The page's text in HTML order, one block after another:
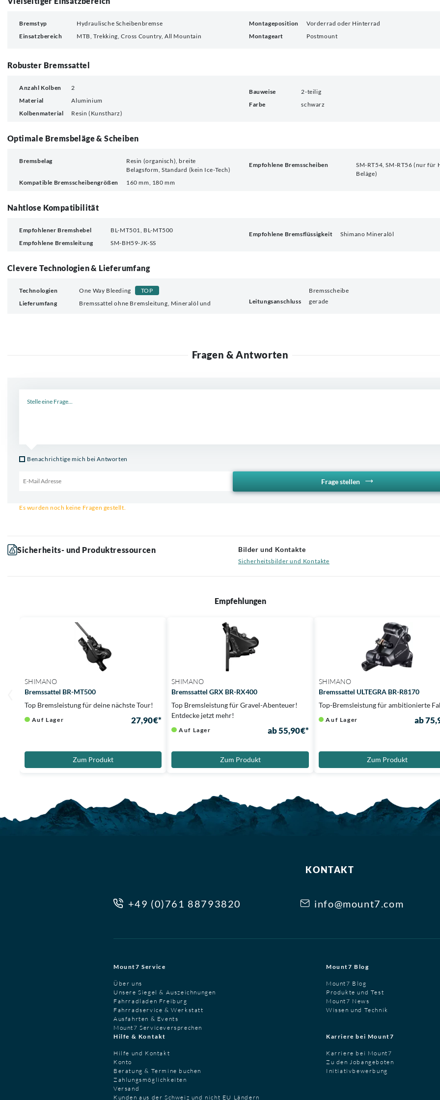
Bremstyp
Hydraulische Scheibenbremse
Einsatzbereich
MTB, Trekking, Cross Country, All Mountain
Montageposition
Vorderrad oder Hinterrad
Montageart
Postmount
Robuster Bremssattel
Anzahl Kolben
2
Material
Aluminium
Kolbenmaterial
Resin (Kunstharz)
Bauweise
2-teilig
Farbe
schwarz
Optimale Bremsbeläge & Scheiben
Bremsbelag
Resin (organisch), breite
Belagsform, Standard (kein Ice-Tech)
Kompatible Bremsscheibengrößen
160 mm, 180 mm
Empfohlene Bremsscheiben
SM-RT54, SM-RT56 (nur für
Beläge)
Nahtlose Kompatibilität
Empfohlener Bremshebel
BL-MT501, BL-MT500
Empfohlene Bremsleitung
SM-BH59-JK-SS
Empfohlene Bremsflüssigkeit Shimano Mineralöl
Clevere Technologien & Lieferumfang
Technologien One Way Bleeding
TOP
Lieferumfang
Bremssattel ohne Bremsleitung, Mineralöl und
Bremsscheibe
Leitungsanschluss
gerade
Fragen & Antworten
Benachrichtige mich bei Antworten
Frage stellen
Es wurden noch keine Fragen gestellt.
Sicherheits- und Produktressourcen Bilder und Kontakte
Sicherheitsbilder und Kontakte
Empfehlungen
SHIMANO
Bremssattel BR-MT500
Top Bremsleistung für deine nächste Tour!
Auf Lager 27,90 €*
Zum Produkt
SHIMANO
Bremssattel GRX BR-RX400
Top Bremsleistung für Gravel-Abenteuer!
Entdecke jetzt mehr!
Auf Lager ab 55,90 €*
Zum Produkt
SHIMANO
Bremssattel ULTEGRA BR-R8170
Top-Bremsleistung für ambitionierte
Auf Lager ab
Zum Produkt
KONTAKT
+49 (0)761 88793820 info@mount7.com
Mount7 Service
Über uns
Unsere Siegel & Auszeichnungen
Fahrradladen Freiburg
Fahrradservice & Werkstatt
Ausfahrten & Events
Mount7 Serviceversprechen
Mount7 Blog
Mount7 Blog
Produkte und Test
Mount7 News
Wissen und Technik
Hilfe & Kontakt
Hilfe und Kontakt
Konto
Beratung & Termine buchen
Zahlungsmöglichkeiten
Versand
Kunden aus der Schweiz und nicht EU Ländern
Karriere bei Mount7
Karriere bei Mount7
Zu den Jobangeboten
Initiativbewerbung